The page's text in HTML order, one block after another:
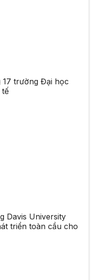
trường Đại học
Davis University
triển toàn cầu cho